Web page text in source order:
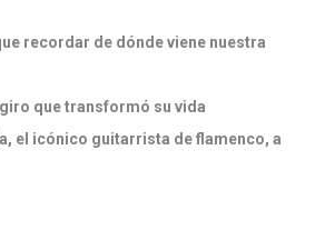
recordar de dónde viene nuestra
que transformó su vida
el icónico guitarrista de flamenco, a